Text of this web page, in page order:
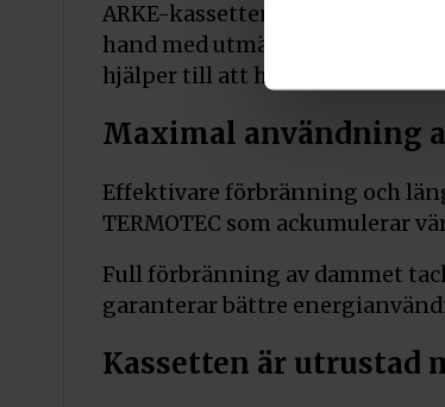
ARKE-kassetten är en sluten
hand med utmärkta
hjälper till att hålla den ren.
Maximal användning
Effektivare förbränning och
TERMOTEC som ackumulerar
Full förbränning av dammet
garanterar bättre
Kassetten är utrustad